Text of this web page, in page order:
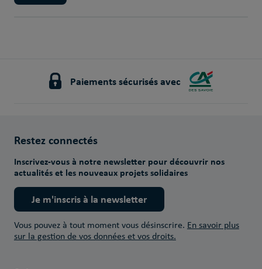
Paiements sécurisés avec
Restez connectés
Inscrivez-vous à notre newsletter pour découvrir nos
actualités et les nouveaux projets solidaires
Je m'inscris à la newsletter
Vous pouvez à tout moment vous désinscrire. En savoir plus
sur la gestion de vos données et vos droits.